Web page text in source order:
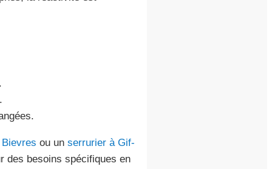
ou un serrurier à Gif-
des besoins spécifiques en